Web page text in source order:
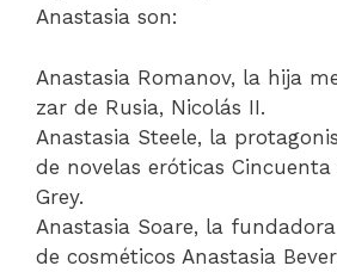
Anastasia son:
Anastasia Romanov, la hija
zar de Rusia, Nicolás II.
Anastasia Steele, la
de novelas eróticas
Grey.
Anastasia Soare, la
de cosméticos Anastasia